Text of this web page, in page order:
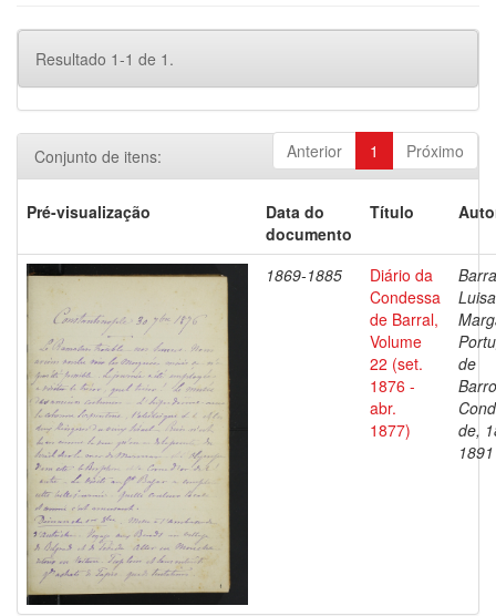
Resultado 1-1 de 1.
Anterior 1 Próximo
Conjunto de itens:
Pré-visualização
Data do
documento
Título
1869-1885
Diário da
Condessa
de Barral,
Volume
22 (set.
1876 -
abr.
1877)
Luisa
de
de,
1891